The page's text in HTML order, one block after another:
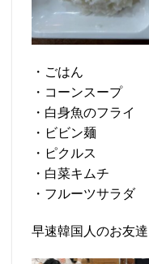
・ごはん
・コーンスープ
・白身魚のフライ
・ビビン麺
・ピクルス
・白菜キムチ
・フルーツサラダ
早速韓国人のお友